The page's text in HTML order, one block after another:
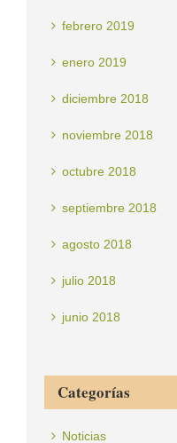
febrero 2019
enero 2019
diciembre 2018
noviembre 2018
octubre 2018
septiembre 2018
agosto 2018
julio 2018
junio 2018
Categorías
Noticias